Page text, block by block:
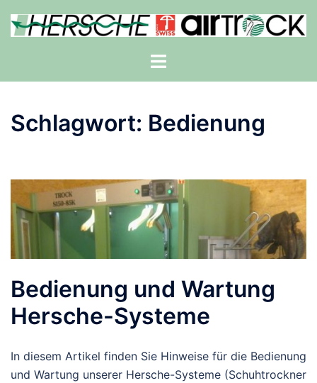
Inhalt
Menü
Schlagwort: Bedienung
Bedienung und Wartung
Hersche-Systeme
In diesem Artikel finden Sie Hinweise für die Bedienung
und Wartung unserer Hersche-Systeme (Schuhtrockner